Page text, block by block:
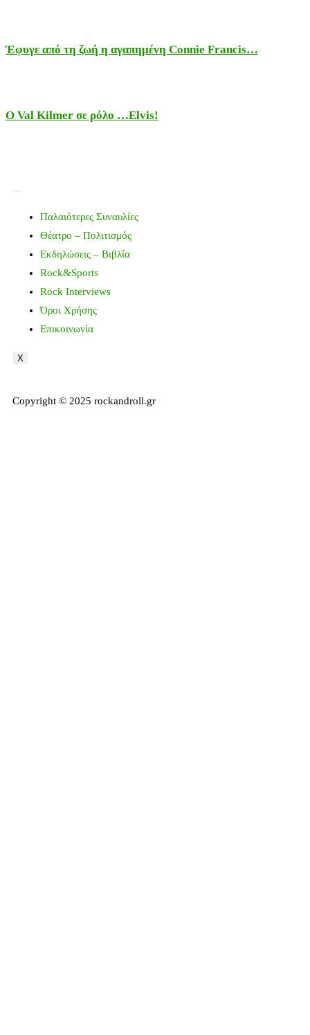
Έφυγε από τη ζωή η αγαπημένη Connie Francis…
Ο Val Kilmer σε ρόλο …Elvis!
Παλαιότερες Συναυλίες
Θέατρο – Πολιτισμός
Εκδηλώσεις – Βιβλία
Rock&Sports
Rock Interviews
Όροι Χρήσης
Επικοινωνία
X
Copyright © 2025 rockandroll.gr